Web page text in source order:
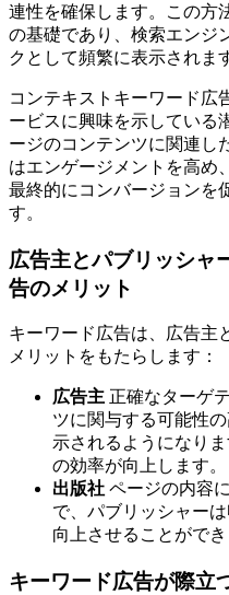
連性を確保します。この方
の基礎であり、検索エンジ
クとして頻繁に表示されま
コンテキストキーワード広
ービスに興味を示している
ージのコンテンツに関連し
はエンゲージメントを高め
最終的にコンバージョンを
す。
広告主とパブリッシャ
告のメリット
キーワード広告は、広告主
メリットをもたらします：
広告主 正確なターゲ
ツに関与する可能性
示されるようになり
の効率が向上します。
出版社 ページの内容
で、パブリッシャー
向上させることができ
キーワード広告が際立